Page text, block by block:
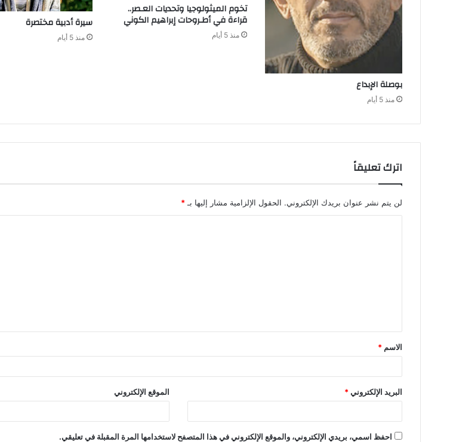
بوصلة‭ ‬الإبداع
منذ 5 أيام
تخوم‭ ‬الميثولوجيا‭ ‬وتحديات‭ ‬العـصر..‭
‬قراءة‭ ‬في‭ ‬أطـروحات‭ ‬إبراهيم‭ ‬الكوني
منذ 5 أيام
سيرة‭ ‬أدبية‭ ‬مختصرة
منذ 5 أيام
اترك تعليقاً
لن يتم نشر عنوان بريدك الإلكتروني. الحقول الإلزامية مشار إليها بـ *
ق
*
الاسم *
البريد الإلكتروني* الموقع الإلكتروني
احفظ اسمي، بريدي الإلكتروني، والموقع الإلكتروني في هذا المتصفح لاستخدامها المرة المقبلة في تعليقي.